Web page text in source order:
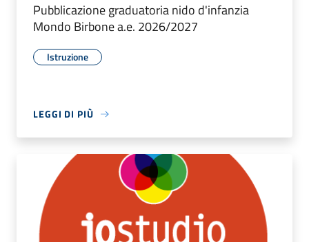
Pubblicazione graduatoria nido d'infanzia
Mondo Birbone a.e. 2026/2027
Istruzione
LEGGI DI PIÙ